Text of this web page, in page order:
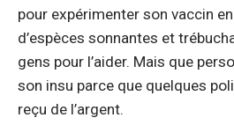
pour expérimenter son vaccin
d’espèces sonnantes et
gens pour l’aider. Mais que
son insu parce que quelques
reçu de l’argent.